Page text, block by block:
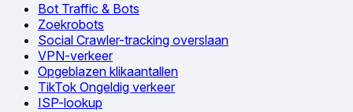
Bot Traffic & Bots
Zoekrobots
Social Crawler-tracking overslaan
VPN-verkeer
Opgeblazen klikaantallen
TikTok Ongeldig verkeer
ISP-lookup